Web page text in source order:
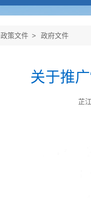
政策文件 > 政府文件
关于推
芷